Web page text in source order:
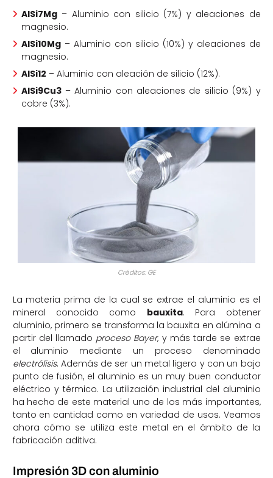
AlSi7Mg– Aluminio con silicio (7%) y aleaciones de
magnesio.
AlSi10Mg– Aluminio con silicio (10%) y aleaciones de
magnesio.
AlSi12 – Aluminio con aleación de silicio (12%).
AlSi9Cu3– Aluminio con aleaciones de silicio (9%) y
cobre (3%).
Créditos: GE
La materia prima de la cual se extrae el aluminio es el
mineral conocido como bauxita. Para obtener
aluminio, primero se transforma la bauxita en alúmina a
partir del llamado proceso Bayer, y más tarde se extrae
el aluminio mediante un proceso denominado
electrólisis. Además de ser un metal ligero y con un bajo
punto de fusión, el aluminio es un muy buen conductor
eléctrico y térmico. La utilización industrial del aluminio
ha hecho de este material uno de los más importantes,
tanto en cantidad como en variedad de usos. Veamos
ahora cómo se utiliza este metal en el ámbito de la
fabricación aditiva.
Impresión 3D con aluminio